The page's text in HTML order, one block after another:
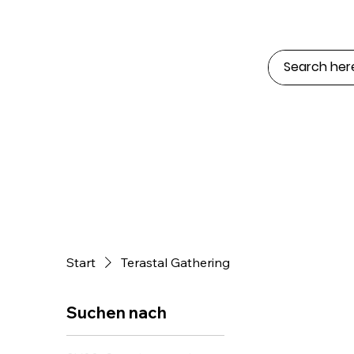
Start Terastal Gathering
Suchen nach